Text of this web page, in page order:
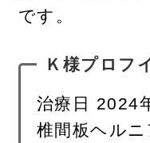
です。
Ｋ様プロフ
治療日 2024
椎間板ヘル